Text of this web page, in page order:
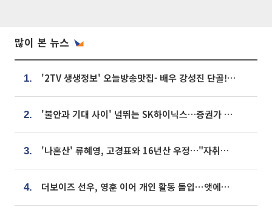
많이 본 뉴스
1. '2TV 생생정보' 오늘방송맛집- 배우 강성진 단골! 쌀국수ㆍ푸팟퐁 커리 맛집 '블○○○'
2. '불안과 기대 사이' 널뛰는 SK하이닉스…증권가 "HBM4·LTA 기반 펀터멘털 견고"
3. '나혼산' 류혜영, 고경표와 16년산 우정…"자취방서 부모님과 마주쳐"
4. 더보이즈 선우, 영훈 이어 개인 활동 돌입⋯앳에어리어와 전속계약